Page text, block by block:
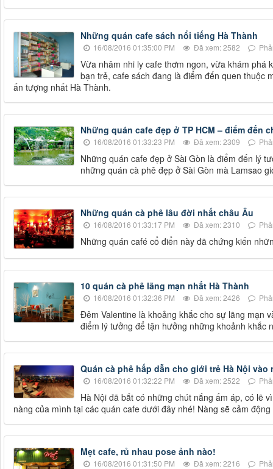
Những quán cafe sách nổi tiếng Hà Thành
16/08/2016 01:35:00 PM Đã xem: 2582
Vừa nhâm nhi ly cafe thơm ngon, vừa khám phá
bạn trẻ, cafe sách đang là điểm đến quen thuộc
ấn tượng nhất Hà Thành.
Những quán cafe đẹp ở TP HCM – điểm đến
16/08/2016 01:33:23 PM Đã xem: 2309
Những quán cafe đẹp ở Sài Gòn là điểm đến lý
những quán cà phê đẹp ở Sài Gòn mà Lamsao
Những quán cà phê lâu đời nhất châu Âu
16/08/2016 01:33:17 PM Đã xem: 2310
Những quán café cổ điển này đã chứng kiến
10 quán cà phê lãng mạn nhất Hà Thành
16/08/2016 01:32:36 PM Đã xem: 2426
Đêm Valentine là khoảng khắc cho sự lãng mạn
điểm lý tưởng để tận hưởng những khoảnh khắc
Quán cà phê hấp dẫn cho giới trẻ Hà Nội vào
16/08/2016 01:32:22 PM Đã xem: 2522
Hà Nội đã bắt có những chút nắng ấm áp, có lẽ
nàng của mình tại các quán cafe dưới đây nhé! Nàng sẽ cảm
Mẹt cafe, rủ nhau pose ảnh nào!
16/08/2016 01:31:50 PM Đã xem: 2216